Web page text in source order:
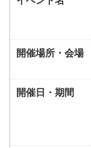
開催場所・会場
開催日・期間